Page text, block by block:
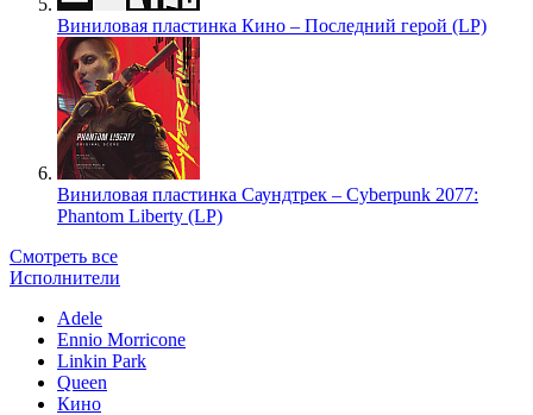
Виниловая пластинка Кино – Последний герой (LP)
Виниловая пластинка Саундтрек – Cyberpunk 2077:
Phantom Liberty (LP)
Смотреть все
Исполнители
Adele
Ennio Morricone
Linkin Park
Queen
Кино